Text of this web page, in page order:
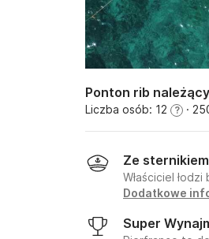
Ponton rib
Liczba osób: 12 ? ·
Ze sternikiem
Właściciel
Dodatkowe
Super